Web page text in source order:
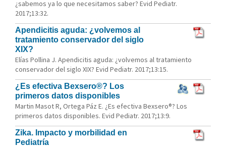
¿sabemos ya lo que necesitamos saber? Evid Pediatr.
2017;13:32.
Apendicitis aguda: ¿volvemos al
tratamiento conservador del siglo
XIX?
Elías Pollina J. Apendicitis aguda: ¿volvemos al tratamiento
conservador del siglo XIX? Evid Pediatr. 2017;13:15.
¿Es efectiva Bexsero®? Los
primeros datos disponibles
Martin Masot R, Ortega Páz E. ¿Es efectiva Bexsero®? Los
primeros datos disponibles. Evid Pediatr. 2017;13:9.
Zika. Impacto y morbilidad en
Pediatría